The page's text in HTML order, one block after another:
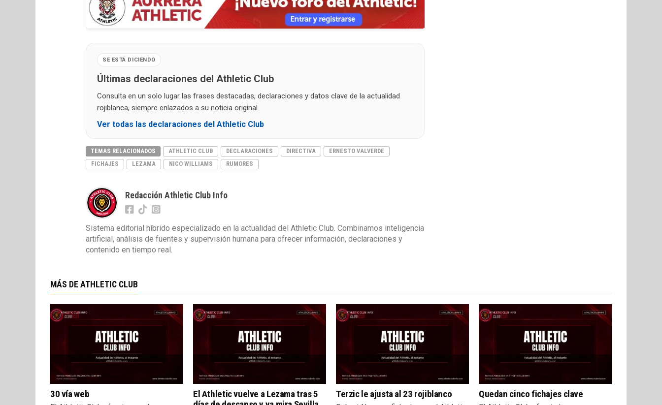
SE ESTÁ DICIENDO
Últimas declaraciones del Athletic Club
Consulta en un solo lugar las frases destacadas, declaraciones y datos clave de la actualidad
rojiblanca, siempre enlazados a su noticia original.
Ver todas las declaraciones del Athletic Club
TEMAS RELACIONADOS ATHLETIC CLUB DECLARACIONES DIRECTIVA
ERNESTO VALVERDE
FICHAJES
LEZAMA NICO WILLIAMS RUMORES
Redacción Athletic Club Info
Sistema editorial híbrido especializado en la actualidad del Athletic Club. Combinamos inteligencia
artificial, análisis de fuentes y supervisión humana para ofrecer información, declaraciones y
contenido en tiempo real.
MÁS DE ATHLETIC CLUB
30 vía web
El Athletic vuelve a Lezama tras 5
Terzic le ajusta al 23 rojiblanco Quedan cinco fichajes clave